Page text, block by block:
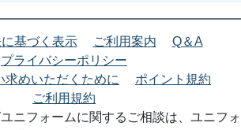
基づく表示 ご利用案内
Q＆A
プライバシーポリシー
求めいただくために
ポイント規約
ご利用規約
ニフォームに関するご相談は、ユニフォ